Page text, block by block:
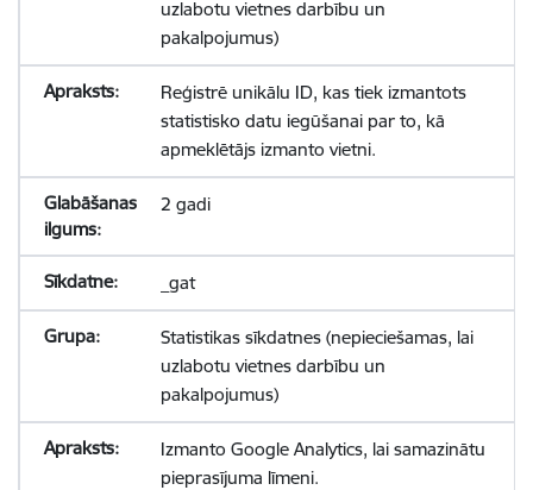
uzlabotu vietnes darbību un
pakalpojumus)
Reģistrē unikālu ID, kas tiek izmantots
statistisko datu iegūšanai par to, kā
apmeklētājs izmanto vietni.
2 gadi
_gat
Statistikas sīkdatnes (nepieciešamas, lai
uzlabotu vietnes darbību un
pakalpojumus)
Izmanto Google Analytics, lai samazinātu
pieprasījuma līmeni.